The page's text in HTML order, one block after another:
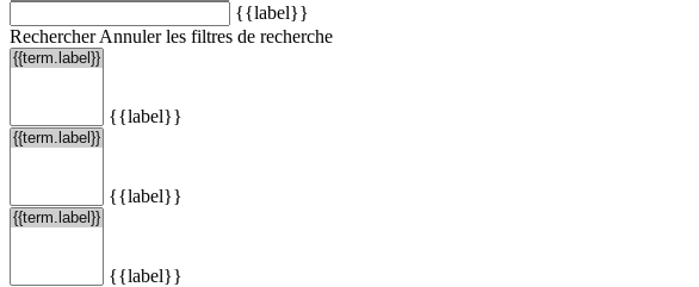
{{label}}
Rechercher Annuler les filtres de recherche
{{label}}
{{label}}
{{label}}